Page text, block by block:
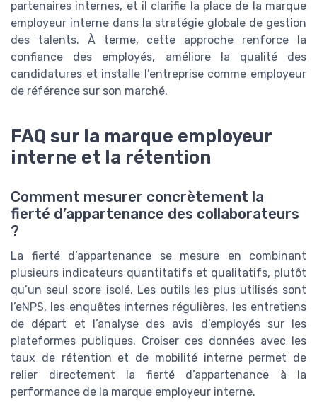
partenaires internes, et il clarifie la place de la marque
employeur interne dans la stratégie globale de gestion
des talents. À terme, cette approche renforce la
confiance des employés, améliore la qualité des
candidatures et installe l’entreprise comme employeur
de référence sur son marché.
FAQ sur la marque employeur
interne et la rétention
Comment mesurer concrètement la
fierté d’appartenance des collaborateurs
?
La fierté d’appartenance se mesure en combinant
plusieurs indicateurs quantitatifs et qualitatifs, plutôt
qu’un seul score isolé. Les outils les plus utilisés sont
l’eNPS, les enquêtes internes régulières, les entretiens
de départ et l’analyse des avis d’employés sur les
plateformes publiques. Croiser ces données avec les
taux de rétention et de mobilité interne permet de
relier directement la fierté d’appartenance à la
performance de la marque employeur interne.